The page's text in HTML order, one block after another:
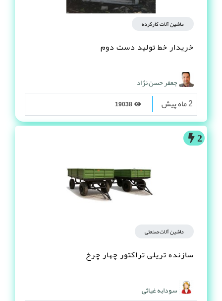
ماشین آلات کارکرده
خریدار خط تولید دست دوم
جعفر حسن نژاد
2 ماه پیش
2
ماشین آلات صنعتی
سازنده تریلی تراکتور چهار چرخ
سودابه غیاثی